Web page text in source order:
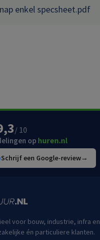
enkel specsheet.pdf
/ 10
op huren.nl
Schrijf een Google-review→
voor bouw, industrie, infra en
én particuliere klanten.